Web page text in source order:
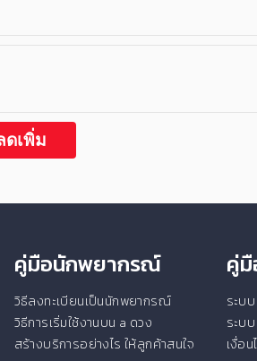
ดเพิ่ม
คู่มือนักพยากรณ์
วิธีลงทะเบียนเป็นนักพยากรณ์
วิธีการเริ่มใช้งานบน a ดวง
สร้างบริการอย่างไร ให้ลูกค้าสนใจ
คู่มื
ระบ
ระบ
เงื่อ